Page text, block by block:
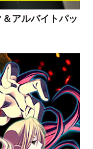
アルバイトパッ